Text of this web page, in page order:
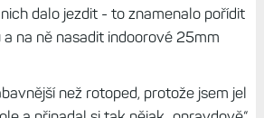
dalo jezdit - to znamenalo pořídit
na ně nasadit indoorové 25mm
než rotoped, protože jsem jel